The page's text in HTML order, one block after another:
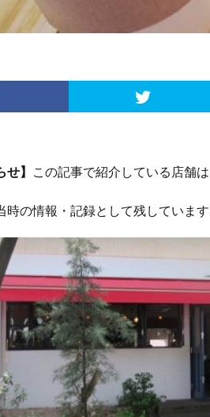
せ】 この記事で紹介している店舗
時の情報・記録として残しています